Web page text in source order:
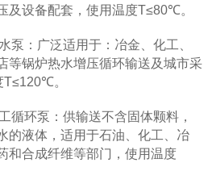
及设备配套，使用温度T≤80℃。
：广泛适用于：冶金、化工、
等锅炉热水增压循环输送及城市采
T≤120℃。
环泵：供输送不含固体颗料，
的液体，适用于石油、化工、冶
和合成纤维等部门，使用温度